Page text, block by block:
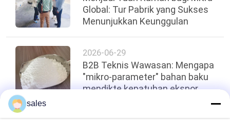
Global: Tur Pabrik yang Sukses
Menunjukkan Keunggulan
2026-06-29
B2B Teknis Wawasan: Mengapa
"mikro-parameter" bahan baku
mendikte kepatuhan ekspor
sales